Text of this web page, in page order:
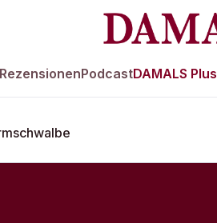
RezensionenPodcastDAMALS Plus